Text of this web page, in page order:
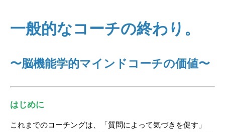
一般的なコーチの終わり。
〜脳機能学的マインドコーチの価値〜
はじめに
これまでのコーチングは、「質問によって気づきを促す」